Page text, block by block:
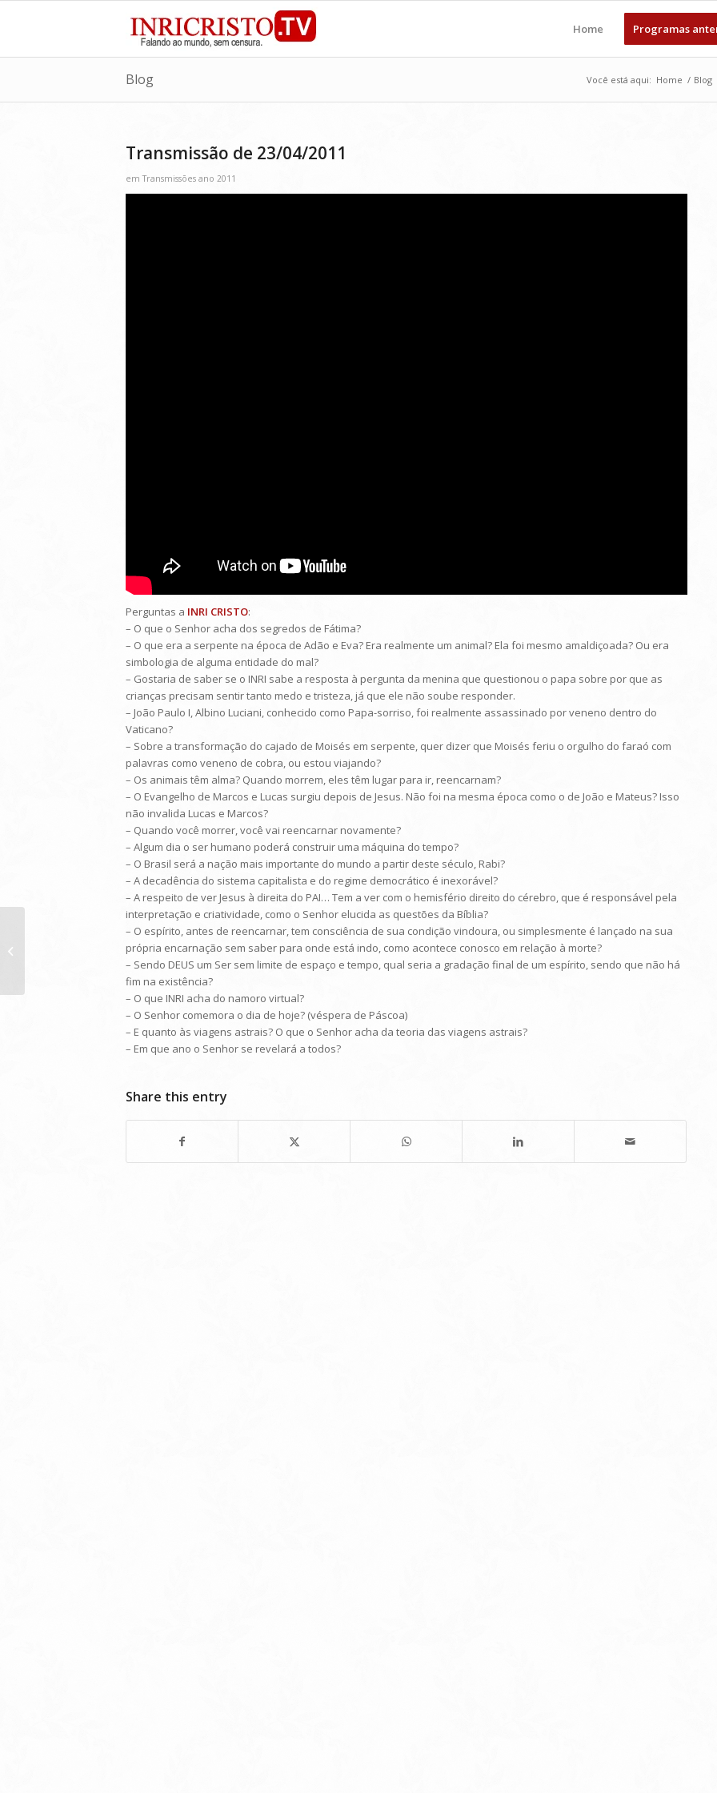
Home Programas
Blog Você está aqui: Home / Blog
Transmissão de 23/04/2011
emTransmissões ano 2011
Perguntas a INRI CRISTO:
– O que o Senhor acha dos segredos de Fátima?
– O que era a serpente na época de Adão e Eva? Era realmente um animal? Ela foi mesmo amaldiçoada? Ou era
simbologia de alguma entidade do mal?
– Gostaria de saber se o INRI sabe a resposta à pergunta da menina que questionou o papa sobre por que as
crianças precisam sentir tanto medo e tristeza, já que ele não soube responder.
– João Paulo I, Albino Luciani, conhecido como Papa-sorriso, foi realmente assassinado por veneno dentro do
Vaticano?
– Sobre a transformação do cajado de Moisés em serpente, quer dizer que Moisés feriu o orgulho do faraó com
palavras como veneno de cobra, ou estou viajando?
– Os animais têm alma? Quando morrem, eles têm lugar para ir, reencarnam?
– O Evangelho de Marcos e Lucas surgiu depois de Jesus. Não foi na mesma época como o de João e Mateus? Isso
não invalida Lucas e Marcos?
– Quando você morrer, você vai reencarnar novamente?
– Algum dia o ser humano poderá construir uma máquina do tempo?
– O Brasil será a nação mais importante do mundo a partir deste século, Rabi?
– A decadência do sistema capitalista e do regime democrático é inexorável?
– A respeito de ver Jesus à direita do PAI… Tem a ver com o hemisfério direito do cérebro, que é responsável pela
interpretação e criatividade, como o Senhor elucida as questões da Bíblia?
– O espírito, antes de reencarnar, tem consciência de sua condição vindoura, ou simplesmente é lançado na sua
própria encarnação sem saber para onde está indo, como acontece conosco em relação à morte?
– Sendo DEUS um Ser sem limite de espaço e tempo, qual seria a gradação final de um espírito, sendo que não há
fim na existência?
– O que INRI acha do namoro virtual?
– O Senhor comemora o dia de hoje? (véspera de Páscoa)
– E quanto às viagens astrais? O que o Senhor acha da teoria das viagens astrais?
– Em que ano o Senhor se revelará a todos?
Share this entry
Transmissão de 16/04/2011